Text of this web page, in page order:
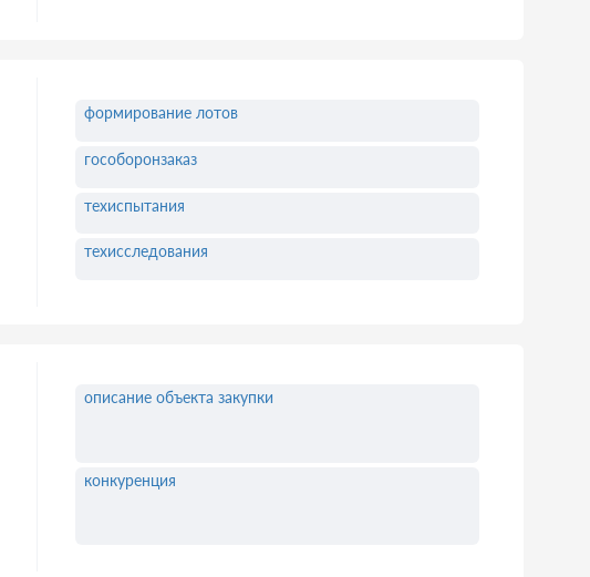
формирование лотов
гособоронзаказ
техиспытания
техисследования
описание объекта закупки
конкуренция